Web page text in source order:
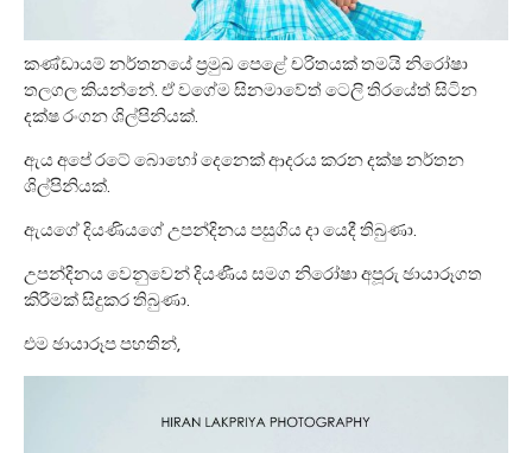
කණ්ඩායම් නර්තනයේ ප්‍රමුඛ පෙළේ චරිතයක් තමයි නිරෝෂා
තලගල කියන්නේ. ඒ වගේම සිනමාවේත් ටෙලි තිරයේත් සිටින
දක්ෂ රංගන ශිල්පිනියක්.
ඇය අපේ රටේ බොහෝ දෙනෙක් ආදරය කරන දක්ෂ නර්තන
ශිල්පිනියක්.
ඇයගේ දියණියගේ උපන්දිනය පසුගිය දා යෙදී තිබුණා.
උපන්දිනය වෙනුවෙන් දියණීය සමග නිරෝෂා අපූරු ඡායාරූගත
කිරීමක් සිදුකර තිබුණා.
එම ඡායාරූප පහතින්,